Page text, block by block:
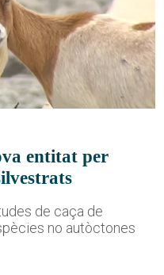
entitat per
de caça de
no autòctones